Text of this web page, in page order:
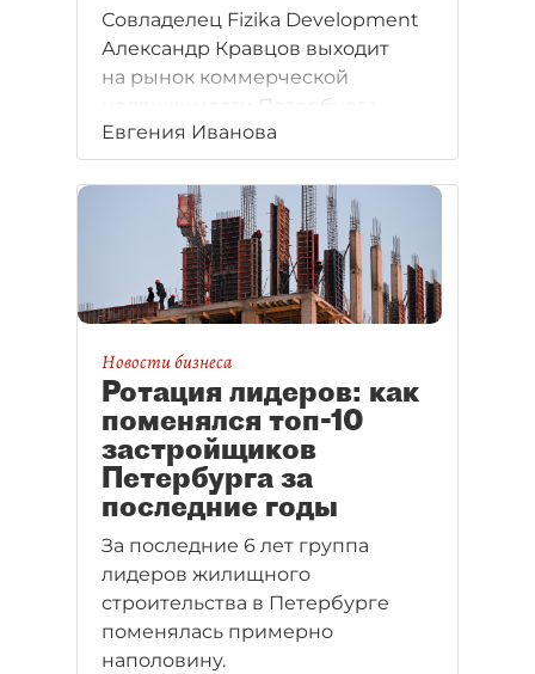
Совладелец Fizika Development
Александр Кравцов выходит
на рынок коммерческой
недвижимости Петербурга.
Евгения Иванова
Новости бизнеса
Ротация лидеров: как
поменялся топ-10
застройщиков
Петербурга за
последние годы
За последние 6 лет группа
лидеров жилищного
строительства в Петербурге
поменялась примерно
наполовину.